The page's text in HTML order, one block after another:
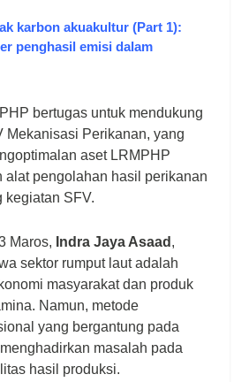
karbon akuakultur (Part 1):
penghasil emisi dalam
bertugas untuk mendukung
Mekanisasi Perikanan, yang
aset LRMPHP
alat pengolahan hasil perikanan
kegiatan SFV.
Maros, Indra Jaya Asaad ,
sektor rumput laut adalah
masyarakat dan produk
Namun, metode
yang bergantung pada
masalah pada
hasil produksi.